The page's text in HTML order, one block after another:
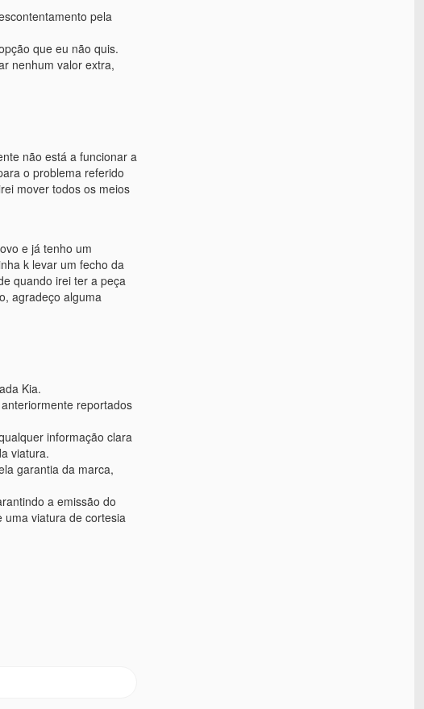
pela
que eu não quis.
nenhum valor extra,
não está a funcionar a
o problema referido
mover todos os meios
e já tenho um
k levar um fecho da
quando irei ter a peça
agradeço alguma
Kia.
reportados
informação clara
viatura.
garantia da marca,
a emissão do
viatura de cortesia